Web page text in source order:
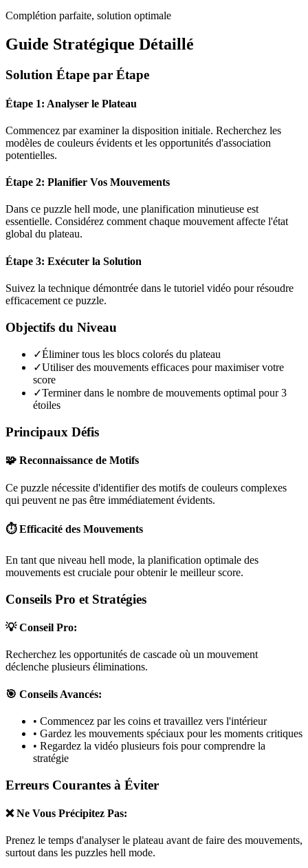
Complétion parfaite, solution optimale
Guide Stratégique Détaillé
Solution Étape par Étape
Étape 1: Analyser le Plateau
Commencez par examiner la disposition initiale. Recherchez les
modèles de couleurs évidents et les opportunités d'association
potentielles.
Étape 2: Planifier Vos Mouvements
Dans ce puzzle hell mode, une planification minutieuse est
essentielle. Considérez comment chaque mouvement affecte l'état
global du plateau.
Étape 3: Exécuter la Solution
Suivez la technique démontrée dans le tutoriel vidéo pour résoudre
efficacement ce puzzle.
Objectifs du Niveau
✓Éliminer tous les blocs colorés du plateau
✓Utiliser des mouvements efficaces pour maximiser votre
score
✓Terminer dans le nombre de mouvements optimal pour 3
étoiles
Principaux Défis
🧩 Reconnaissance de Motifs
Ce puzzle nécessite d'identifier des motifs de couleurs complexes
qui peuvent ne pas être immédiatement évidents.
⏱️ Efficacité des Mouvements
En tant que niveau hell mode, la planification optimale des
mouvements est cruciale pour obtenir le meilleur score.
Conseils Pro et Stratégies
💡 Conseil Pro:
Recherchez les opportunités de cascade où un mouvement
déclenche plusieurs éliminations.
🎯 Conseils Avancés:
• Commencez par les coins et travaillez vers l'intérieur
• Gardez les mouvements spéciaux pour les moments critiques
• Regardez la vidéo plusieurs fois pour comprendre la
stratégie
Erreurs Courantes à Éviter
❌ Ne Vous Précipitez Pas:
Prenez le temps d'analyser le plateau avant de faire des mouvements,
surtout dans les puzzles hell mode.